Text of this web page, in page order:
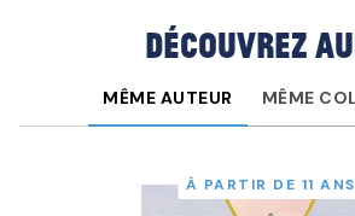
Découvrez
MÊME AUTEUR MÊME
À PARTIR DE 11 ANS